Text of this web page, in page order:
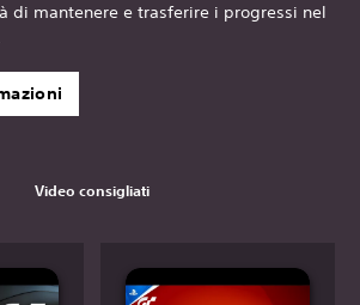
di mantenere e trasferire i progressi nel
Video consigliati